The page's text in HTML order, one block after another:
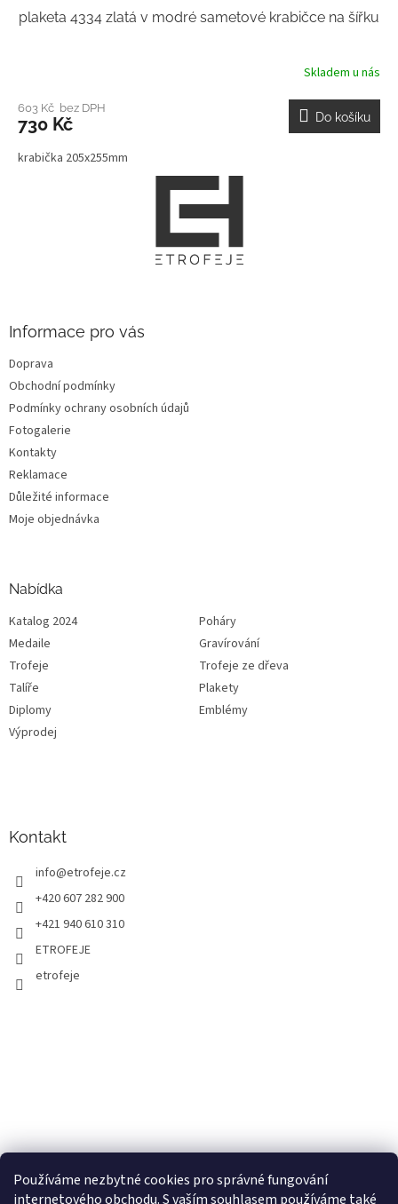
Používáme nezbytné cookies pro správné fungování
internetového obchodu. S vaším souhlasem používáme také
plaketa 4334 zlatá v modré sametové krabičce na šířku
Skladem u nás
603 Kč bez DPH
730 Kč Do košíku
krabička 205x255mm
Informace pro vás
Doprava
Obchodní podmínky
Podmínky ochrany osobních údajů
Fotogalerie
Kontakty
Reklamace
Důležité informace
Moje objednávka
Nabídka
Katalog 2024
Poháry
Medaile
Gravírování
Trofeje
Trofeje ze dřeva
Talíře
Plakety
Diplomy
Emblémy
Výprodej
Kontakt
info@etrofeje.cz
+420 607 282 900
+421 940 610 310
ETROFEJE
etrofeje